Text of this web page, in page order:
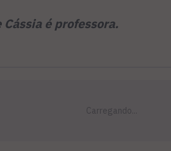
é professora.